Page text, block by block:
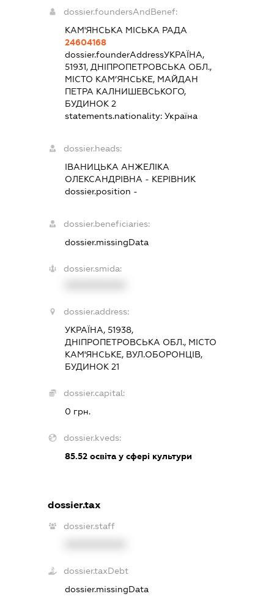
dossier.foundersAndBenef:
КАМ'ЯНCЬКА МІСЬКА РАДА
24604168
dossier.founderAddressУКРАЇНА,
51931, ДНІПРОПЕТРОВСЬКА ОБЛ.,
МІСТО КАМ’ЯНСЬКЕ, МАЙДАН
ПЕТРА КАЛНИШЕВСЬКОГО,
БУДИНОК 2
statements.nationality:Україна
dossier.heads:
ІВАНИЦЬКА АНЖЕЛІКА
ОЛЕКСАНДРІВНА - КЕРІВНИК
dossier.position -
dossier.beneficiaries:
dossier.missingData
dossier.smida:
dossier.address:
УКРАЇНА, 51938,
ДНІПРОПЕТРОВСЬКА ОБЛ., МІСТО
КАМ'ЯНСЬКЕ, ВУЛ.ОБОРОНЦІВ,
БУДИНОК 21
dossier.capital:
0 грн.
dossier.kveds:
85.52 освіта у сфері культури
dossier.tax
dossier.staff
dossier.taxDebt
dossier.missingData